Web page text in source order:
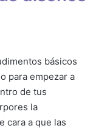
básicos
para empezar a
de tus
la
cara a que las